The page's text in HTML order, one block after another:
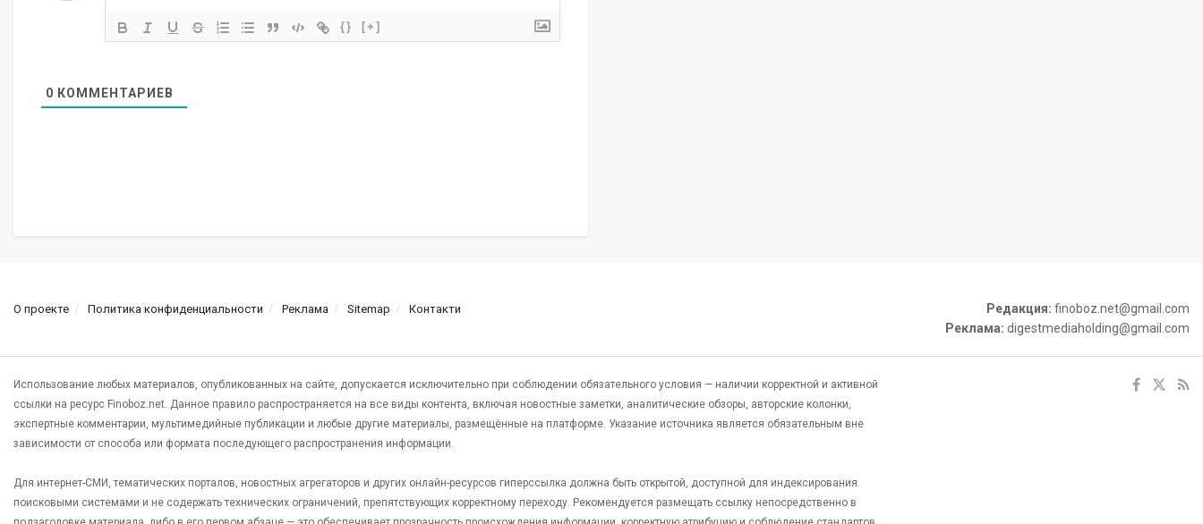
{} [+]
0 КОММЕНТАРИЕВ
О проекте Политика конфиденциальности Реклама Sitemap Контакти Редакция: finoboz.net@gmail.com
Реклама: digestmediaholding@gmail.com
Использование любых материалов, опубликованных на сайте, допускается исключительно при соблюдении обязательного условия — наличии корректной и активной
ссылки на ресурс Finoboz.net. Данное правило распространяется на все виды контента, включая новостные заметки, аналитические обзоры, авторские колонки,
экспертные комментарии, мультимедийные публикации и любые другие материалы, размещённые на платформе. Указание источника является обязательным вне
зависимости от способа или формата последующего распространения информации.
Для интернет-СМИ, тематических порталов, новостных агрегаторов и других онлайн-ресурсов гиперссылка должна быть открытой, доступной для индексирования
поисковыми системами и не содержать технических ограничений, препятствующих корректному переходу. Рекомендуется размещать ссылку непосредственно в